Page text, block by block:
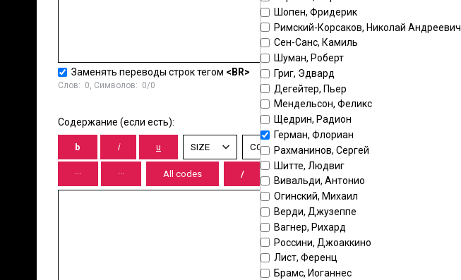
Шопен, Фридерик
Римский-Корсаков, Николай Андреевич
Сен-Санс, Камиль
Шуман, Роберт
Григ, Эдвард
Дегейтер, Пьер
Мендельсон, Феликс
Щедрин, Радион
Герман, Флориан
Рахманинов, Сергей
Шитте, Людвиг
Вивальди, Антонио
Огинский, Михаил
Верди, Джузеппе
Вагнер, Рихард
Россини, Джоаккино
Лист, Ференц
Брамс, Иоганнес
Заменять переводы строк тегом <BR>
Слов: 0 , Символов: 0/0
Содержание (если есть):